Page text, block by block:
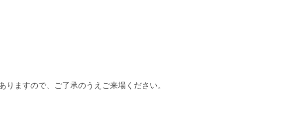
ますので、ご了承のうえご来場ください。